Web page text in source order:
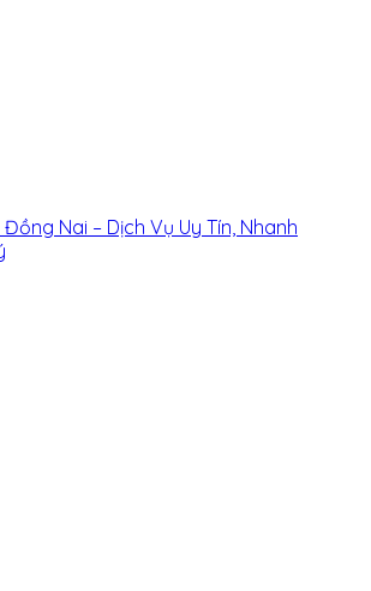
Nai – Dịch Vụ Uy Tín, Nhanh